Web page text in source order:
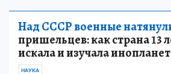
Над СССР военные
пришельцев: как страна 13
искала и изучала
НАУКА